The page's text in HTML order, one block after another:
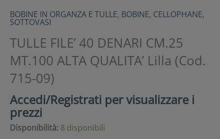
BOBINE IN ORGANZA E TULLE, BOBINE, CELLOPHANE,
SOTTOVASI
TULLE FILE’ 40 DENARI CM.25
MT.100 ALTA QUALITA’ Lilla (Cod.
715-09)
Accedi/Registrati per visualizzare i
prezzi
Disponibilità: 8 disponibili